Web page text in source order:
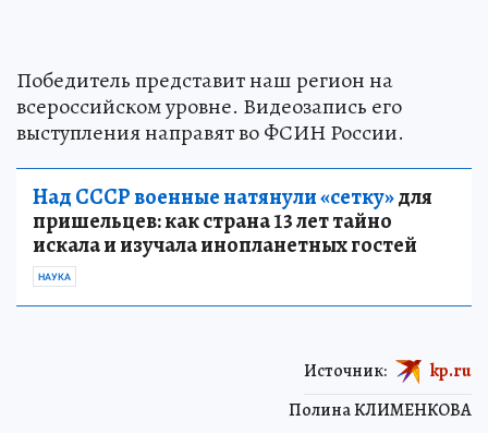
Победитель представит наш регион на
всероссийском уровне. Видеозапись его
выступления направят во ФСИН России.
Над СССР военные натянули «сетку»для
пришельцев: как страна 13 лет тайно
искала и изучала инопланетных гостей
НАУКА
Полина КЛИМЕНКОВА
Источник: kp.ru